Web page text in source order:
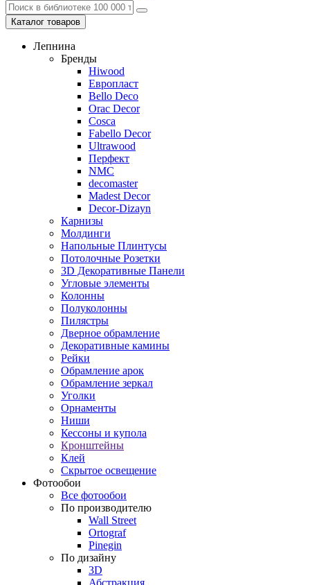
Каталог товаров
Лепнина
Бренды
Hiwood
Европласт
Bello Deco
Orac Decor
Cosca
Fabello Decor
Ultrawood
Перфект
NMC
decomaster
Madest Decor
Decor-Dizayn
Карнизы
Молдинги
Напольные Плинтусы
Потолочные Розетки
3D Декоративные Панели
Угловые элементы
Колонны
Полуколонны
Пилястры
Дверное обрамление
Декоративные камины
Рейки
Обрамление арок
Обрамление зеркал
Уголки
Орнаменты
Ниши
Кессоны и купола
Кронштейны
Клей
Скрытое освещение
Фотообои
Все фотообои
По производителю
Wall Street
Ortograf
Pinegin
По дизайну
3D
Абстракция